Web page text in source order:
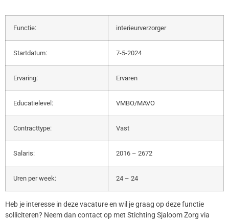
Functie: interieurverzorger
Startdatum: 7-5-2024
Ervaring: Ervaren
Educatielevel: VMBO/MAVO
Contracttype: Vast
Salaris: 2016 – 2672
Uren per week: 24 – 24
Heb je interesse in deze vacature en wil je graag op deze functie
solliciteren? Neem dan contact op met Stichting Sjaloom Zorg via